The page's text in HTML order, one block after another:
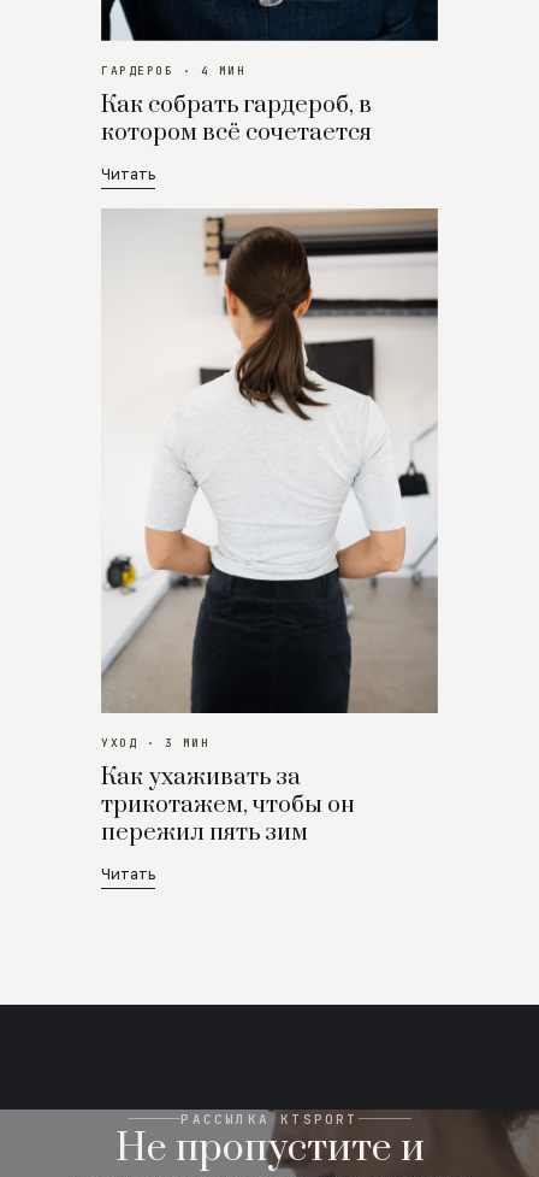
ГАРДЕРОБ · 4 МИН
Как собрать гардероб, в
котором всё сочетается
Читать
УХОД · 3 МИН
Как ухаживать за
трикотажем, чтобы он
пережил пять зим
Читать
РАССЫЛКА KTSPORT
Не пропустите и